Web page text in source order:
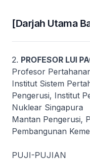
[Darjah Utama
2. PROFESOR LUI
Profesor
Institut Sistem
Pengerusi, Institut
Nuklear Singapura
Mantan Pengerusi,
Pembangunan
PUJI-PUJIAN